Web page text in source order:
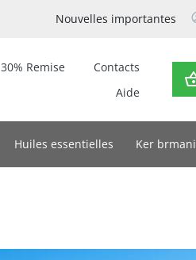
Nouvelles importantes
30% Remise
Contacts
Aide
Huiles essentielles Ker brmani